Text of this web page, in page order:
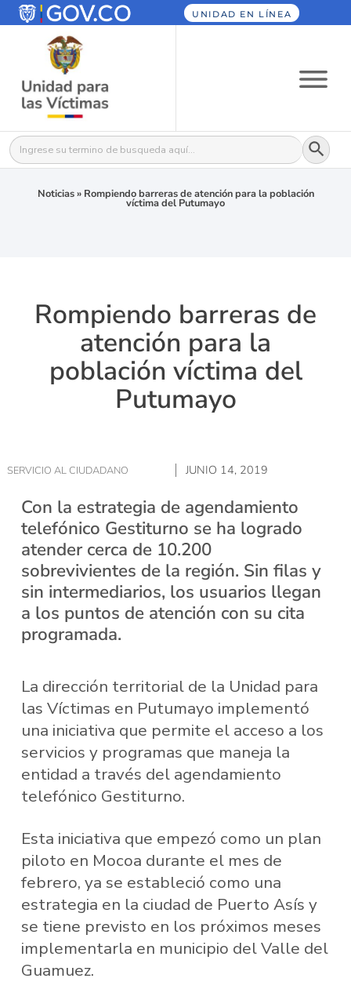
UNIDAD EN LÍNEA
Buscar: Botón
Noticias» Rompiendo barreras de atención para la población
víctima del Putumayo
Rompiendo barreras de
atención para la
población víctima del
Putumayo
SERVICIO AL CIUDADANO JUNIO 14, 2019
Con la estrategia de agendamiento
telefónico Gestiturno se ha logrado
atender cerca de 10.200
sobrevivientes de la región. Sin filas y
sin intermediarios, los usuarios llegan
a los puntos de atención con su cita
programada.
La dirección territorial de la Unidad para
las Víctimas en Putumayo implementó
una iniciativa que permite el acceso a los
servicios y programas que maneja la
entidad a través del agendamiento
telefónico Gestiturno.
Esta iniciativa que empezó como un plan
piloto en Mocoa durante el mes de
febrero, ya se estableció como una
estrategia en la ciudad de Puerto Asís y
se tiene previsto en los próximos meses
implementarla en municipio del Valle del
Guamuez.